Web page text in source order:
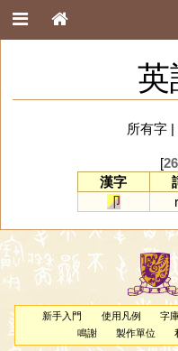
所有字|
[26
漢字
卩
新手入門 使用凡例 字
鳴謝
製作單位